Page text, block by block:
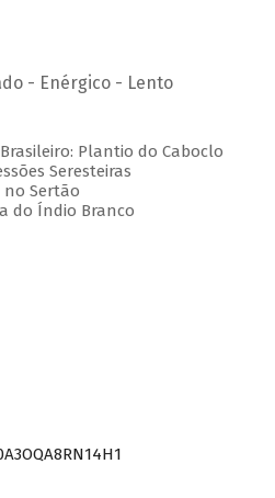
- Enérgico - Lento
Plantio do Caboclo
Seresteiras
no Sertão
do Índio Branco